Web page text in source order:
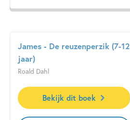
James - De reuzenperzik (7-12
jaar)
Roald Dahl
Bekijk dit boek